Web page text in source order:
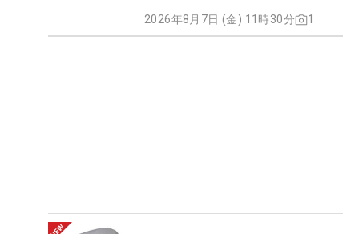
2026年8月7日 (金) 11時30分 1